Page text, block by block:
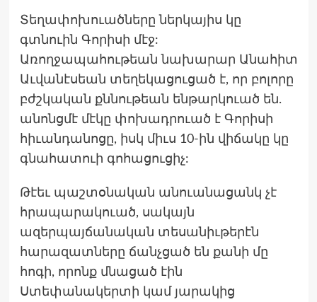
Տեղափոխուածները ներկայիս կը
գտնուին Գորիսի մէջ:
Առողջապահութեան նախարար Անահիտ
Աւվանէսեան տեղեկացուցած է, որ բոլորը
բժշկական քննութեան ենթարկուած են.
անոնցմէ մէկը փոխադրուած է Գորիսի
հիւանդանոցը, իսկ միւս 10-ին վիճակը կը
գնահատուի գոհացուցիչ:
Թէեւ պաշտօնական անուանացանկ չէ
հրապարակուած, սակայն
ազերպայճանական տեսանիւթերէն
հարազատները ճանչցած են քանի մը
հոգի, որոնք մնացած էին
Ստեփանակերտի կամ յարակից